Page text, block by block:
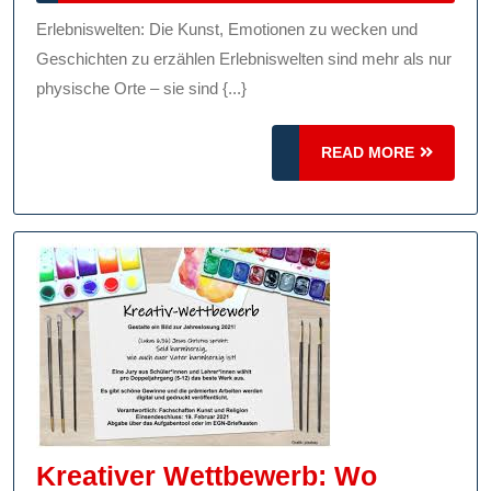
2025
Erlebniswelten: Die Kunst, Emotionen zu wecken und
Geschichten zu erzählen Erlebniswelten sind mehr als nur
physische Orte – sie sind {...}
READ MORE
READ
MORE
Kreativer Wettbewerb: Wo